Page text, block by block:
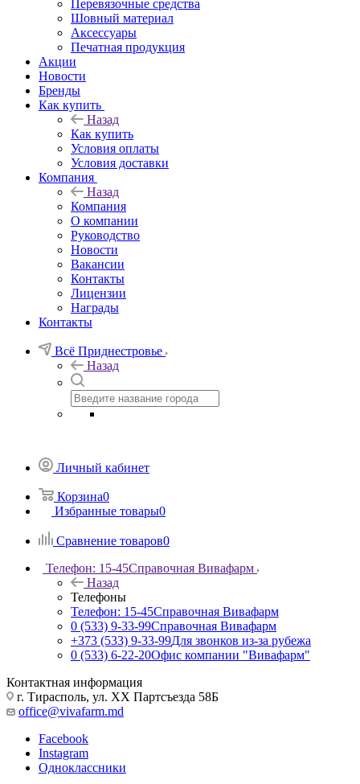
Перевязочные средства
Шовный материал
Аксессуары
Печатная продукция
Акции
Новости
Бренды
Как купить
Назад
Как купить
Условия оплаты
Условия доставки
Компания
Назад
Компания
О компании
Руководство
Новости
Вакансии
Контакты
Лицензии
Награды
Контакты
Всё Приднестровье
Назад
Личный кабинет
Корзина0
Избранные товары0
Сравнение товаров0
Телефон: 15-45Справочная Вивафарм
Назад
Телефоны
Телефон: 15-45Справочная Вивафарм
0 (533) 9-33-99Справочная Вивафарм
+373 (533) 9-33-99Для звонков из-за рубежа
0 (533) 6-22-20Офис компании "Вивафарм"
Контактная информация
г. Тирасполь, ул. ХХ Партсъезда 58Б
office@vivafarm.md
Facebook
Instagram
Одноклассники